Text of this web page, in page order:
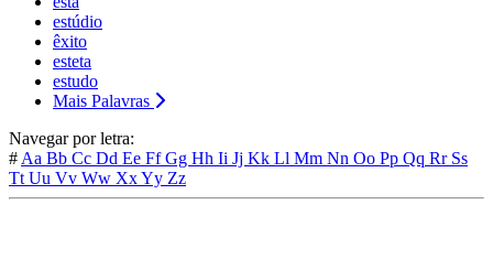
estúdio
êxito
esteta
estudo
Mais Palavras
Navegar por letra:
# Aa Bb Cc Dd Ee FfGg Hh Ii Jj Kk Ll Mm Nn Oo Pp Qq Rr Ss
Tt Uu Vv Ww XxYy Zz